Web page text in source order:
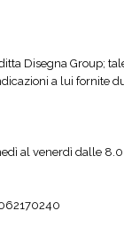
Disegna Group;
a lui fornite
al venerdì dalle